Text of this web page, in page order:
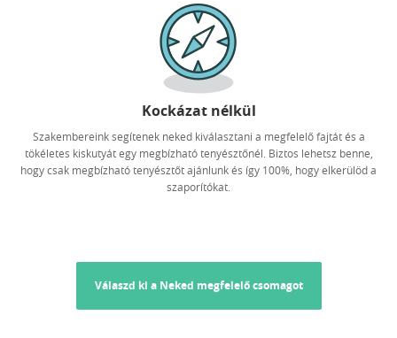
Kockázat nélkül
Szakembereink segítenek neked kiválasztani a megfelelő fajtát és a
tökéletes kiskutyát egy megbízható tenyésztőnél. Biztos lehetsz benne,
hogy csak megbízható tenyésztőt ajánlunk és így 100%, hogy elkerülöd a
szaporítókat.
Válaszd ki a Neked megfelelő csomagot